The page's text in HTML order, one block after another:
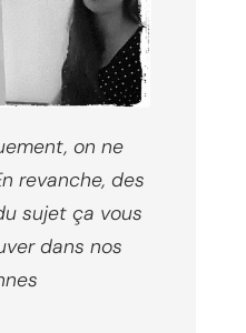
on ne
revanche, des
sujet ça vous
dans nos